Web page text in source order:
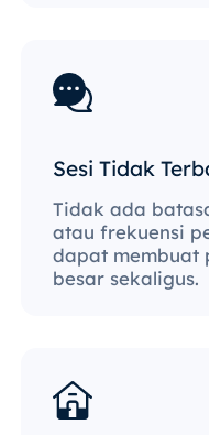
Sesi Tidak
Tidak ada
atau frekuensi
dapat membuat
besar sekaligus.